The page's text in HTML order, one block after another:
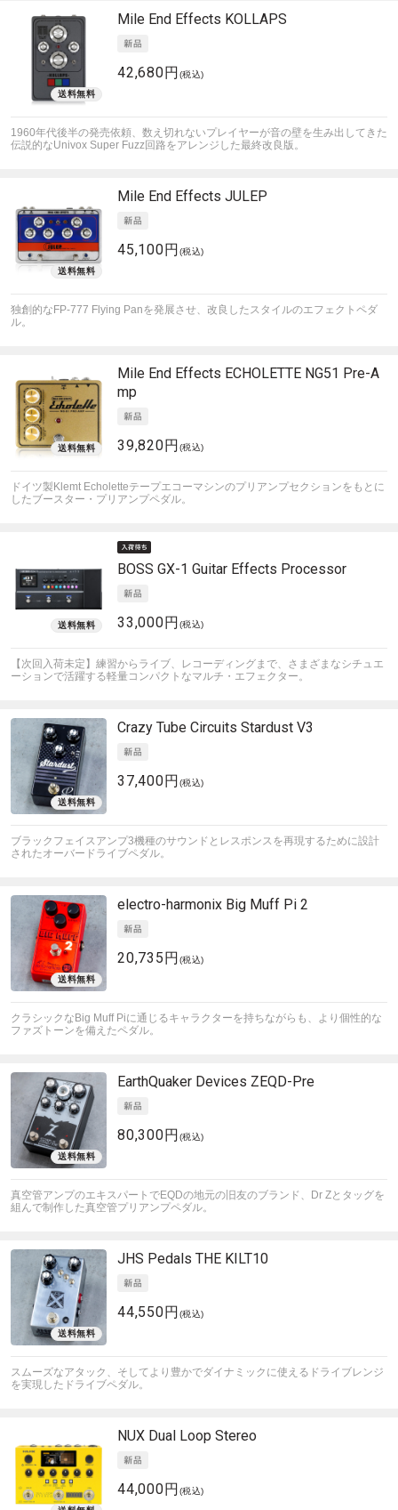
Mile End Effects KOLLAPS
42,680円 (税込)
1960年代後半の発売依頼、数え切れないプレイヤーが音の壁を生み出してきた
伝説的なUnivox Super Fuzz回路をアレンジした最終改良版。
Mile End Effects JULEP
45,100円 (税込)
独創的なFP-777 Flying Panを発展させ、改良したスタイルのエフェクトペダ
ル。
Mile End Effects ECHOLETTE NG51 Pre-A
mp
39,820円 (税込)
ドイツ製Klemt Echoletteテープエコーマシンのプリアンプセクションをもとに
したブースター・プリアンプペダル。
BOSS GX-1 Guitar Effects Processor
33,000円 (税込)
【次回入荷未定】練習からライブ、レコーディングまで、さまざまなシチュエ
ーションで活躍する軽量コンパクトなマルチ・エフェクター。
Crazy Tube Circuits Stardust V3
37,400円 (税込)
ブラックフェイスアンプ3機種のサウンドとレスポンスを再現するために設計
されたオーバードライブペダル。
electro-harmonix Big Muff Pi 2
20,735円 (税込)
クラシックなBig Muff Piに通じるキャラクターを持ちながらも、より個性的な
ファズトーンを備えたペダル。
EarthQuaker Devices ZEQD-Pre
80,300円 (税込)
真空管アンプのエキスパートでEQDの地元の旧友のブランド、Dr Zとタッグを
組んで制作した真空管プリアンプペダル。
JHS Pedals THE KILT10
44,550円 (税込)
スムーズなアタック、そしてより豊かでダイナミックに使えるドライブレンジ
を実現したドライブペダル。
NUX Dual Loop Stereo
44,000円 (税込)